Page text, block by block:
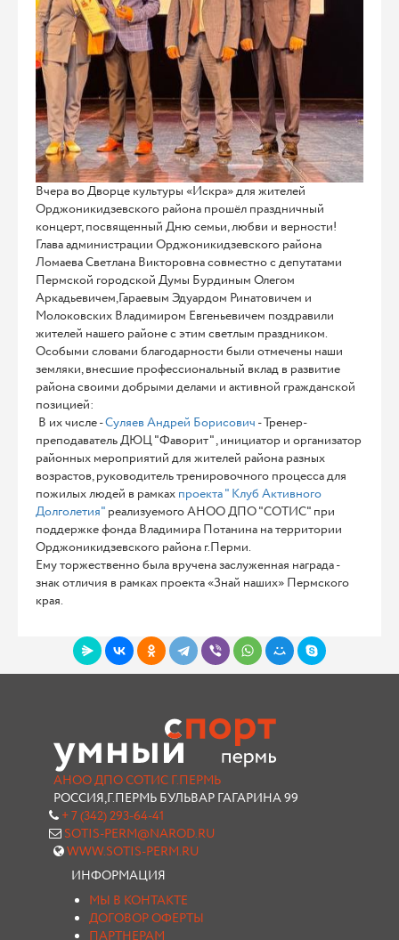
Вчера во Дворце культуры «Искра» для жителей
Орджоникидзевского района прошёл праздничный
концерт, посвященный Дню семьи, любви и верности!
Глава администрации Орджоникидзевского района
Ломаева Светлана Викторовна совместно с депутатами
Пермской городской Думы Бурдиным Олегом
Аркадьевичем,Гараевым Эдуардом Ринатовичем и
Молоковских Владимиром Евгеньевичем поздравили
жителей нашего районе с этим светлым праздником.
Особыми словами благодарности были отмечены наши
земляки, внесшие профессиональный вклад в развитие
района своими добрыми делами и активной гражданской
позицией:
В их числе -Суляев Андрей Борисович - Тренер-
преподаватель ДЮЦ "Фаворит" , инициатор и организатор
районных мероприятий для жителей района разных
возрастов, руководитель тренировочного процесса для
пожилых людей в рамках проекта " Клуб Активного
Долголетия" реализуемого АНОО ДПО "СОТИС" при
поддержке фонда Владимира Потанина на территории
Орджоникидзевского района г.Перми.
Ему торжественно была вручена заслуженная награда -
знак отличия в рамках проекта «Знай наших» Пермского
края.
АНОО ДПО СОТИС Г.ПЕРМЬ
РОССИЯ,Г.ПЕРМЬ БУЛЬВАР ГАГАРИНА 99
+ 7 (342) 293-64-41
SOTIS-PERM@NAROD.RU
WWW.SOTIS-PERM.RU
ИНФОРМАЦИЯ
МЫ В КОНТАКТЕ
ДОГОВОР ОФЕРТЫ
ПАРТНЕРАМ